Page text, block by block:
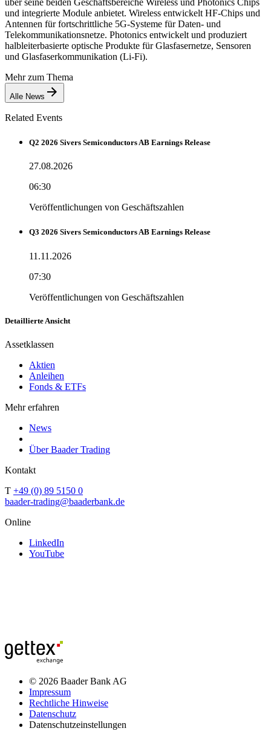
und integrierte Module anbietet. Wireless entwickelt HF-Chips und
Antennen für fortschrittliche 5G-Systeme für Daten- und
Telekommunikationsnetze. Photonics entwickelt und produziert
halbleiterbasierte optische Produkte für Glasfasernetze, Sensoren
und Glasfaserkommunikation (Li-Fi).
Mehr zum Thema
Alle News
Related Events
Q2 2026 Sivers Semiconductors AB Earnings Release
27.08.2026
06:30
Veröffentlichungen von Geschäftszahlen
Q3 2026 Sivers Semiconductors AB Earnings Release
11.11.2026
07:30
Veröffentlichungen von Geschäftszahlen
Detaillierte Ansicht
Assetklassen
Aktien
Anleihen
Fonds & ETFs
Mehr erfahren
News
Über Baader Trading
Kontakt
T +49 (0) 89 5150 0
baader-trading@baaderbank.de
Online
LinkedIn
YouTube
© 2026 Baader Bank AG
Impressum
Rechtliche Hinweise
Datenschutz
Datenschutzeinstellungen